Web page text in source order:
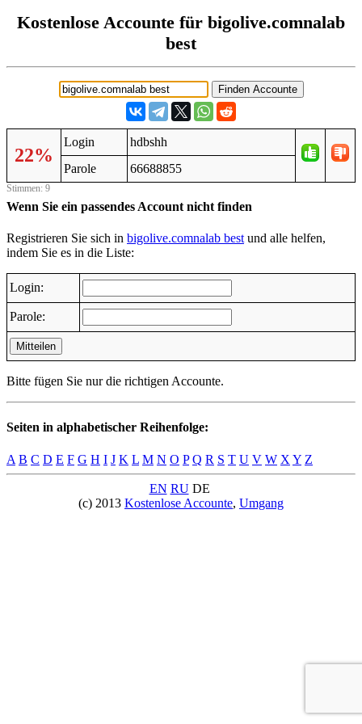
Kostenlose Accounte für bigolive.comnalab
best
22%
Login
hdbshh
Parole
66688855
Stimmen: 9
Wenn Sie ein passendes Account nicht finden
Registrieren Sie sich in bigolive.comnalab best und alle helfen,
indem Sie es in die Liste:
Login:
Parole:
Mitteilen
Bitte fügen Sie nur die richtigen Accounte.
Seiten in alphabetischer Reihenfolge:
A B C D E F G H I J K L M N O P Q R S T U V W X Y Z
EN RUDE
(c) 2013 Kostenlose Accounte, Umgang